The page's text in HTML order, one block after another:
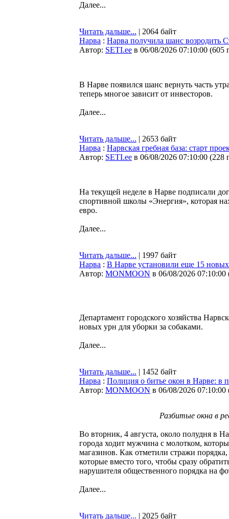
Далее...
Читать дальше... | 2064 байт
Нарва : Нарва получила шанс возродить
Автор: SETI.ee в 06/08/2026 07:10:00 (605
В Нарве появился шанс вернуть часть
теперь многое зависит от инвесторов.
Далее...
Читать дальше... | 2653 байт
Нарва : Нарвская гребная база: старт
Автор: SETI.ee в 06/08/2026 07:10:00 (228
На текущей неделе в Нарве подписали
спортивной школы «Энергия», которая
евро.
Далее...
Читать дальше... | 1997 байт
Нарва : В Нарве установили еще 15 новых
Автор: MONMOON в 06/08/2026 07:10:00
Департамент городского хозяйства
новых урн для уборки за собаками.
Далее...
Читать дальше... | 1452 байт
Нарва : Полиция о битье окон в Нарве: в
Автор: MONMOON в 06/08/2026 07:10:00
Разбитые окна в
Во вторник, 4 августа, около полудня в
города ходит мужчина с молотком,
магазинов. Как отметили стражи
которые вместо того, чтобы сразу
нарушителя общественного порядка на
Далее...
Читать дальше... | 2025 байт